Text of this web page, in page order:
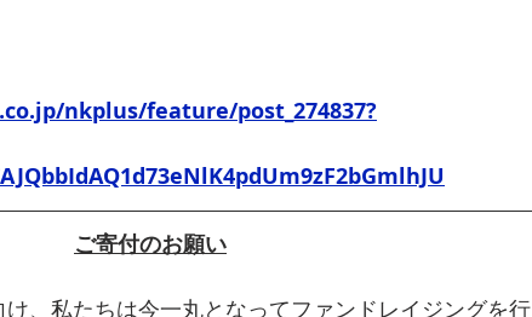
nkplus/feature/post_274837?
ご寄付のお願い
、私たちは今一丸となってファンドレイジングを行